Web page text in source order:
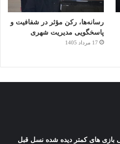
رسانه‌ها، رکن مؤثر در شفافیت و
پاسخگویی مدیریت شهری
17 مرداد 1405